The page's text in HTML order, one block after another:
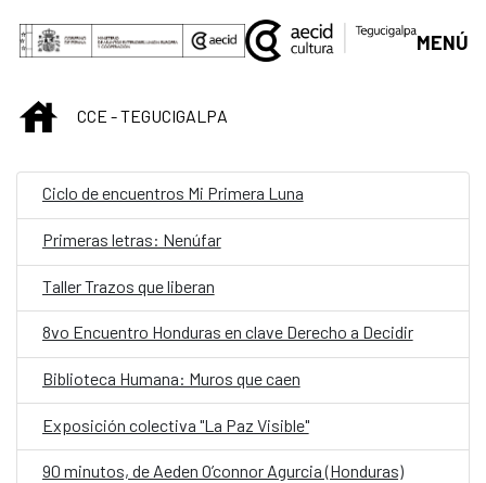
Saltar al contenido principal
MENÚ
INICIOCCE - TEGUCIGALPA
Ciclo de encuentros Mi Primera Luna
Primeras letras: Nenúfar
Taller Trazos que liberan
8vo Encuentro Honduras en clave Derecho a Decidir
Biblioteca Humana: Muros que caen
Exposición colectiva "La Paz Visible"
90 minutos, de Aeden O’connor Agurcia (Honduras)